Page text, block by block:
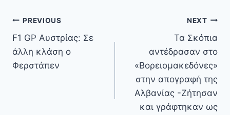
Πλοήγηση
άρθρων
PREVIOUS
F1 GP Αυστρίας: Σε
άλλη κλάση ο
Φερστάπεν
NEXT
Τα Σκόπια
αντέδρασαν στο
«Βορειομακεδόνες»
στην απογραφή της
Αλβανίας -Ζήτησαν
και γράφτηκαν ως